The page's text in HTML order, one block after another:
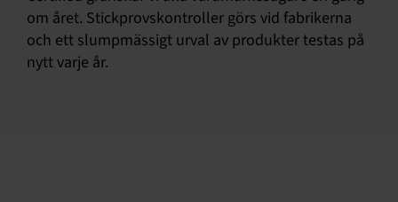
om året. Stickprovskontroller görs vid fabrikerna
och ett slumpmässigt urval av produkter testas på
nytt varje år.